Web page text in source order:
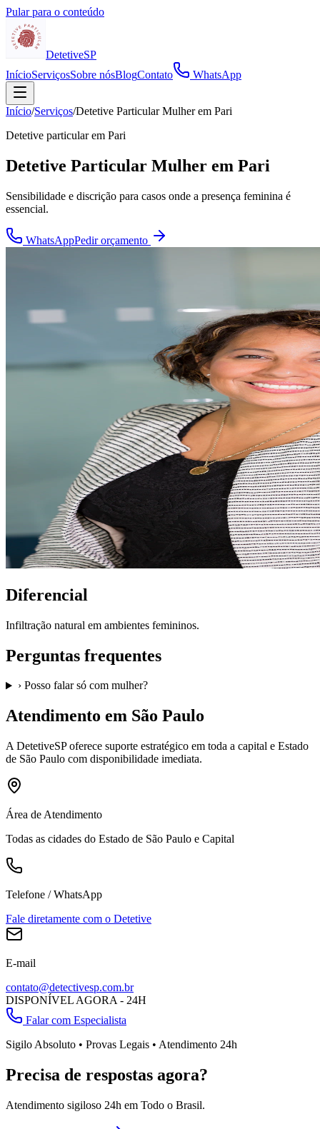
Pular para o conteúdo
DetetiveSP
InícioServiçosSobre nósBlogContato WhatsApp
Início/Serviços/Detetive Particular Mulher em Pari
Detetive particular em Pari
Detetive Particular Mulher em Pari
Sensibilidade e discrição para casos onde a presença feminina é
essencial.
WhatsAppPedir orçamento
Diferencial
Infiltração natural em ambientes femininos.
Perguntas frequentes
› Posso falar só com mulher?
Atendimento em São Paulo
A DetetiveSPoferece suporte estratégico em toda a capital e Estado
de São Paulo com disponibilidade imediata.
Área de Atendimento
Todas as cidades do Estado de São Paulo e Capital
Telefone / WhatsApp
Fale diretamente com o Detetive
E-mail
contato@detectivesp.com.br
DISPONÍVEL AGORA - 24H
Falar com Especialista
Sigilo Absoluto • Provas Legais • Atendimento 24h
Precisa de respostas agora?
Atendimento sigiloso 24h em Todo o Brasil.